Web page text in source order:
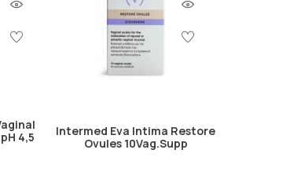
4,5
Intermed Eva Intima Restore
Ovules 10Vag.Supp